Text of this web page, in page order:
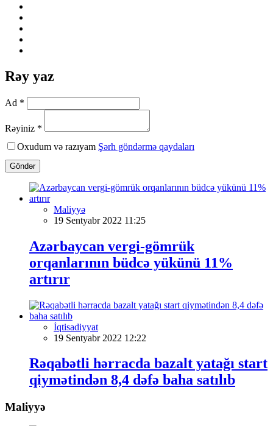
Rəy yaz
Ad *
Rəyiniz *
Oxudum və razıyam Şərh göndərmə qaydaları
Göndər
Maliyyə
19 Sentyabr 2022 11:25
Azərbaycan vergi-gömrük
orqanlarının büdcə yükünü 11%
artırır
İqtisadiyyat
19 Sentyabr 2022 12:22
Rəqabətli hərracda bazalt yatağı start
qiymətindən 8,4 dəfə baha satılıb
Maliyyə